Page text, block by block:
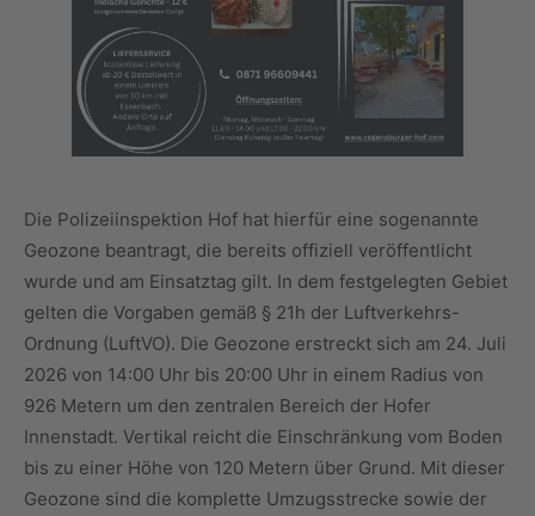
Die Polizeiinspektion Hof hat hierfür eine sogenannte
Geozone beantragt, die bereits offiziell veröffentlicht
wurde und am Einsatztag gilt. In dem festgelegten Gebiet
gelten die Vorgaben gemäß § 21h der Luftverkehrs-
Ordnung (LuftVO). Die Geozone erstreckt sich am 24. Juli
2026 von 14:00 Uhr bis 20:00 Uhr in einem Radius von
926 Metern um den zentralen Bereich der Hofer
Innenstadt. Vertikal reicht die Einschränkung vom Boden
bis zu einer Höhe von 120 Metern über Grund. Mit dieser
Geozone sind die komplette Umzugsstrecke sowie der